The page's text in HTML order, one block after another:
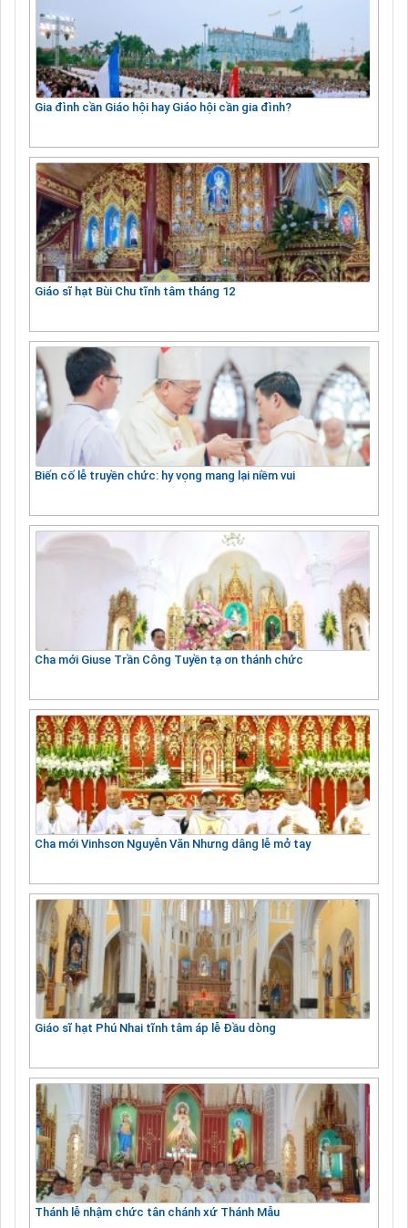
Gia đình cần Giáo hội hay Giáo hội cần gia đình?
Giáo sĩ hạt Bùi Chu tĩnh tâm tháng 12
Biến cố lễ truyền chức: hy vọng mang lại niềm vui
Cha mới Giuse Trần Công Tuyền tạ ơn thánh chức
Cha mới Vinhsơn Nguyễn Văn Nhưng dâng lễ mở tay
Giáo sĩ hạt Phú Nhai tĩnh tâm áp lễ Đầu dòng
Thánh lễ nhậm chức tân chánh xứ Thánh Mẫu